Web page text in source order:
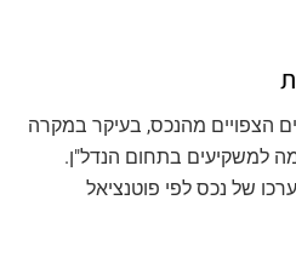
הצפויים מהנכס, בעיקר במקרה
למשקיעים בתחום הנדל"ן.
של נכס לפי פוטנציאל